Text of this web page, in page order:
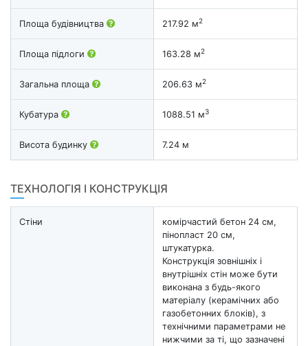
Площа будівництва 217.92 м2
Площа підлоги 163.28 м2
Загальна площа 206.63 м2
Кубатура 1088.51 м3
Висота будинку 7.24 м
ТЕХНОЛОГІЯ І КОНСТРУКЦІЯ
Стіни
комірчастий бетон 24 см,
пінопласт 20 см,
штукатурка.
Конструкція зовнішніх і
внутрішніх стін може бути
виконана з будь-якого
матеріалу (керамічних або
газобетонних блоків), з
технічними параметрами не
нижчими за ті, що зазначені